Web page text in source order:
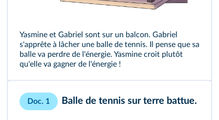
Yasmine et Gabriel sont sur un balcon. Gabriel
s'apprête à lâcher une balle de tennis. Il pense que sa
balle va perdre de l'énergie. Yasmine croit plutôt
qu'elle va gagner de l'énergie !
Doc. 1 Balle de tennis sur terre battue.